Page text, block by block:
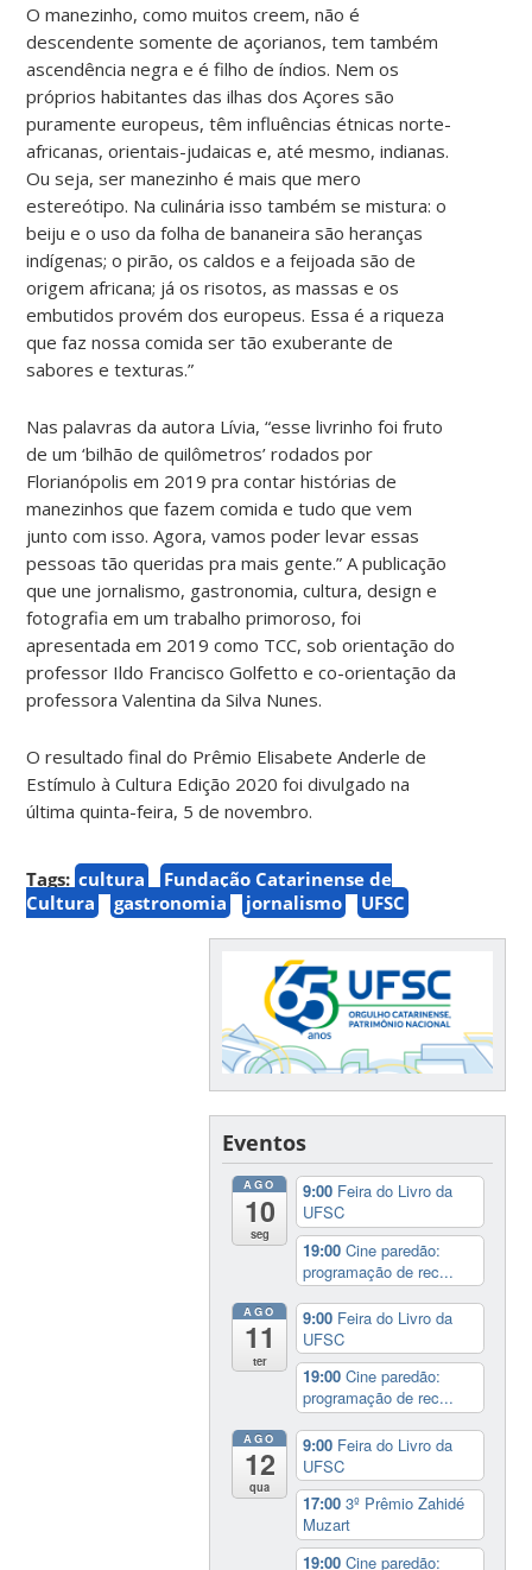
O manezinho, como muitos creem, não é
descendente somente de açorianos, tem também
ascendência negra e é filho de índios. Nem os
próprios habitantes das ilhas dos Açores são
puramente europeus, têm influências étnicas norte-
africanas, orientais-judaicas e, até mesmo, indianas.
Ou seja, ser manezinho é mais que mero
estereótipo. Na culinária isso também se mistura: o
beiju e o uso da folha de bananeira são heranças
indígenas; o pirão, os caldos e a feijoada são de
origem africana; já os risotos, as massas e os
embutidos provém dos europeus. Essa é a riqueza
que faz nossa comida ser tão exuberante de
sabores e texturas.”
Nas palavras da autora Lívia, “esse livrinho foi fruto
de um ‘bilhão de quilômetros’ rodados por
Florianópolis em 2019 pra contar histórias de
manezinhos que fazem comida e tudo que vem
junto com isso. Agora, vamos poder levar essas
pessoas tão queridas pra mais gente.” A publicação
que une jornalismo, gastronomia, cultura, design e
fotografia em um trabalho primoroso, foi
apresentada em 2019 como TCC, sob orientação do
professor Ildo Francisco Golfetto e co-orientação da
professora Valentina da Silva Nunes.
O resultado final do Prêmio Elisabete Anderle de
Estímulo à Cultura Edição 2020 foi divulgado na
última quinta-feira, 5 de novembro.
Tags: cultura
Fundação Catarinense de
Cultura
gastronomia jornalismo UFSC
Eventos
AGO
10
seg
9:00 Feira do Livro da
UFSC
19:00Cine paredão:
programação de rec...
AGO
11
ter
9:00 Feira do Livro da
UFSC
19:00Cine paredão:
programação de rec...
AGO
12
qua
9:00 Feira do Livro da
UFSC
17:003º Prêmio Zahidé
Muzart
19:00Cine paredão: